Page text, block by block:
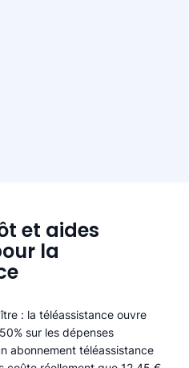
et aides
la
: la téléassistance ouvre
sur les dépenses
abonnement téléassistance